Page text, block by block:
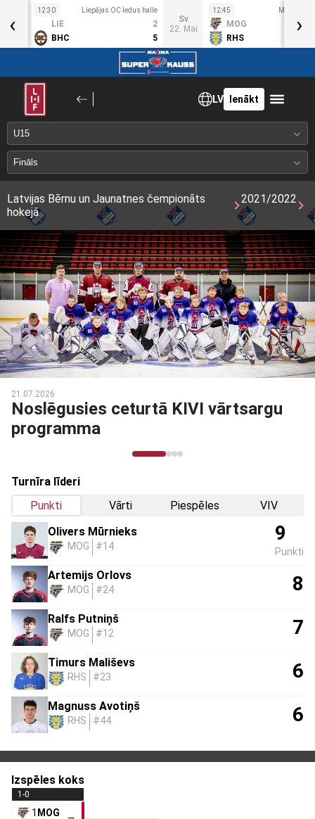
Mai
12:30 Liepājas OC ledus halle
LIE
2
BHC
5
Sv
22. Mai
12:45 Mogo
MOG
RHS
‹ ›
LV Ienākt
Latvijas Bērnu un Jaunatnes čempionāts
hokejā
2021/2022
ceturtā KIVI vārtsargu
Turnīra līderi
Punkti
Vārti Piespēles
VIV
Olivers Mūrnieks
MOG #14
9
Punkti
Artemijs Orlovs
MOG #24 8
Ralfs Putniņš
MOG #12 7
Timurs Mališevs
RHS #23 6
Magnuss Avotiņš
RHS #44 6
Izspēles koks
1-0
1 MOG